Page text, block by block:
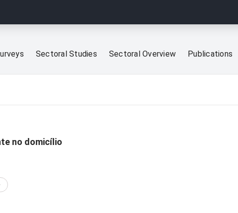
Sectoral Studies Sectoral Overview Publications
no domicílio